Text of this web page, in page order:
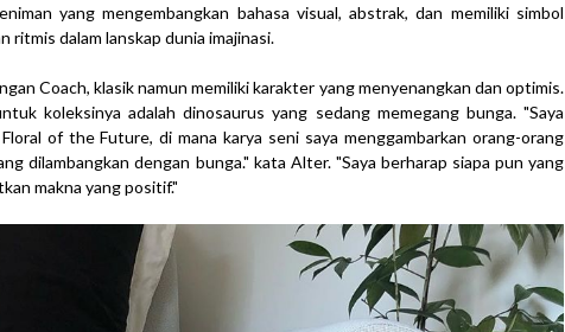
yang mengembangkan bahasa visual, abstrak, dan memiliki simbol
dalam lanskap dunia imajinasi.
Coach, klasik namun memiliki karakter yang menyenangkan dan optimis.
koleksinya adalah dinosaurus yang sedang memegang bunga. "Saya
of the Future, di mana karya seni saya menggambarkan orang-orang
dilambangkan dengan bunga." kata Alter. "Saya berharap siapa pun yang
makna yang positif."